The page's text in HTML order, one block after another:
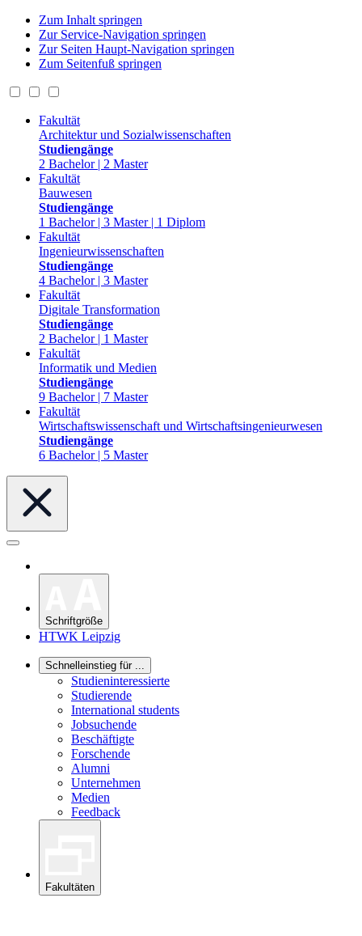
Zum Inhalt springen
Zur Service-Navigation springen
Zur Seiten Haupt-Navigation springen
Zum Seitenfuß springen
Fakultät
Architektur und Sozialwissenschaften
Studiengänge
2 Bachelor | 2 Master
Fakultät
Bauwesen
Studiengänge
1 Bachelor | 3 Master | 1 Diplom
Fakultät
Ingenieurwissenschaften
Studiengänge
4 Bachelor | 3 Master
Fakultät
Digitale Transformation
Studiengänge
2 Bachelor | 1 Master
Fakultät
Informatik und Medien
Studiengänge
9 Bachelor | 7 Master
Fakultät
Wirtschaftswissenschaft und Wirtschaftsingenieurwesen
Studiengänge
6 Bachelor | 5 Master
Schriftgröße
HTWK Leipzig
Schnelleinstieg für ...
Studieninteressierte
Studierende
International students
Jobsuchende
Beschäftigte
Forschende
Alumni
Unternehmen
Medien
Feedback
Fakultäten